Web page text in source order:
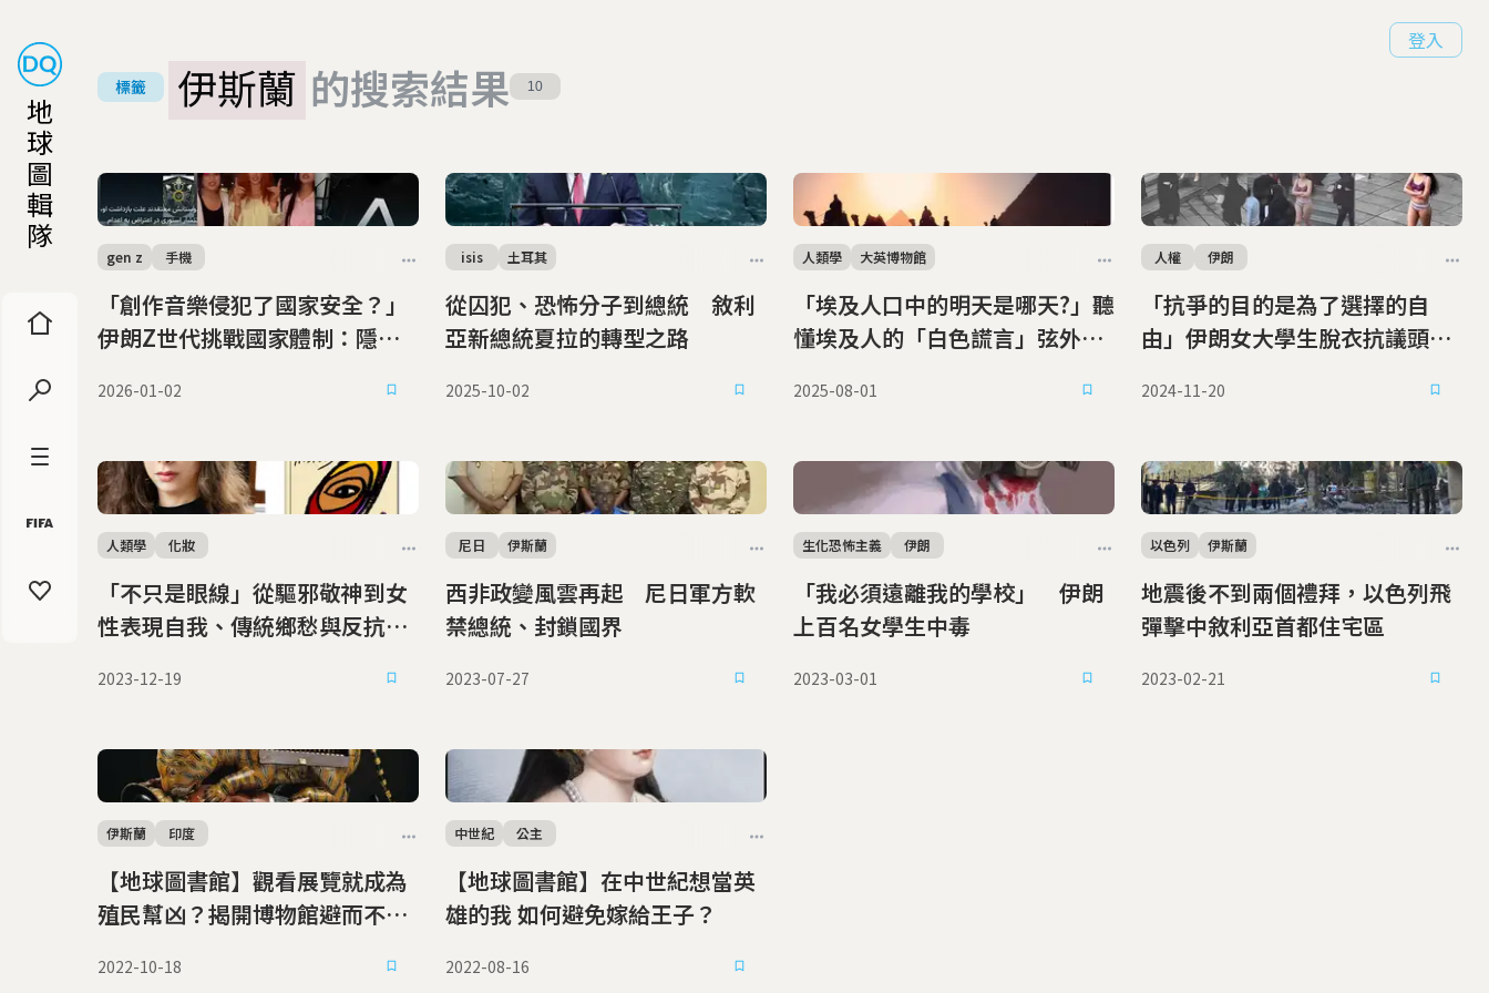
地
球
圖
輯
隊
登入
標籤 伊斯蘭 的搜索結果 10
「創作音樂侵犯了國家安全？」
伊朗Z世代挑戰國家體制：隱
gen z 手機
2026-01-02
從囚犯、恐怖分子到總統 敘利
亞新總統夏拉的轉型之路
isis 土耳其
2025-10-02
「埃及人口中的明天是哪天?」聽
懂埃及人的「白色謊言」弦外之
人類學 大英博物館
2025-08-01
「抗爭的目的是為了選擇的自
由」伊朗女大學生脫衣抗議頭巾
人權 伊朗
2024-11-20
「不只是眼線」從驅邪敬神到女
性表現自我、傳統鄉愁與反抗意
人類學 化妝
2023-12-19
西非政變風雲再起 尼日軍方軟
禁總統、封鎖國界
尼日 伊斯蘭
2023-07-27
「我必須遠離我的學校」 伊朗
上百名女學生中毒
生化恐怖主義 伊朗
2023-03-01
地震後不到兩個禮拜，以色列飛
彈擊中敘利亞首都住宅區
以色列 伊斯蘭
2023-02-21
【地球圖書館】觀看展覽就成為
殖民幫凶？揭開博物館避而不談
伊斯蘭 印度
2022-10-18
【地球圖書館】在中世紀想當英
雄的我 如何避免嫁給王子？
中世紀 公主
2022-08-16